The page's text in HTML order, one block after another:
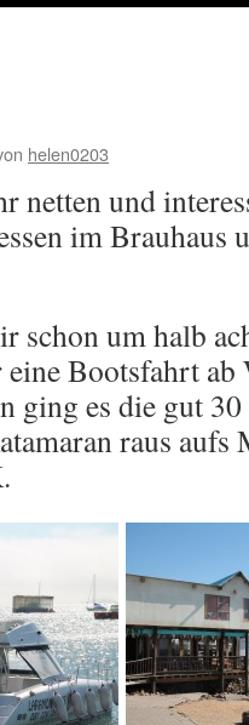
helen0203
netten und
im Brauhaus
schon um halb
Bootsfahrt ab
ging es die gut
raus aufs